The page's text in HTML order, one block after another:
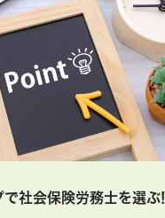
で社会保険労務士を選ぶ!